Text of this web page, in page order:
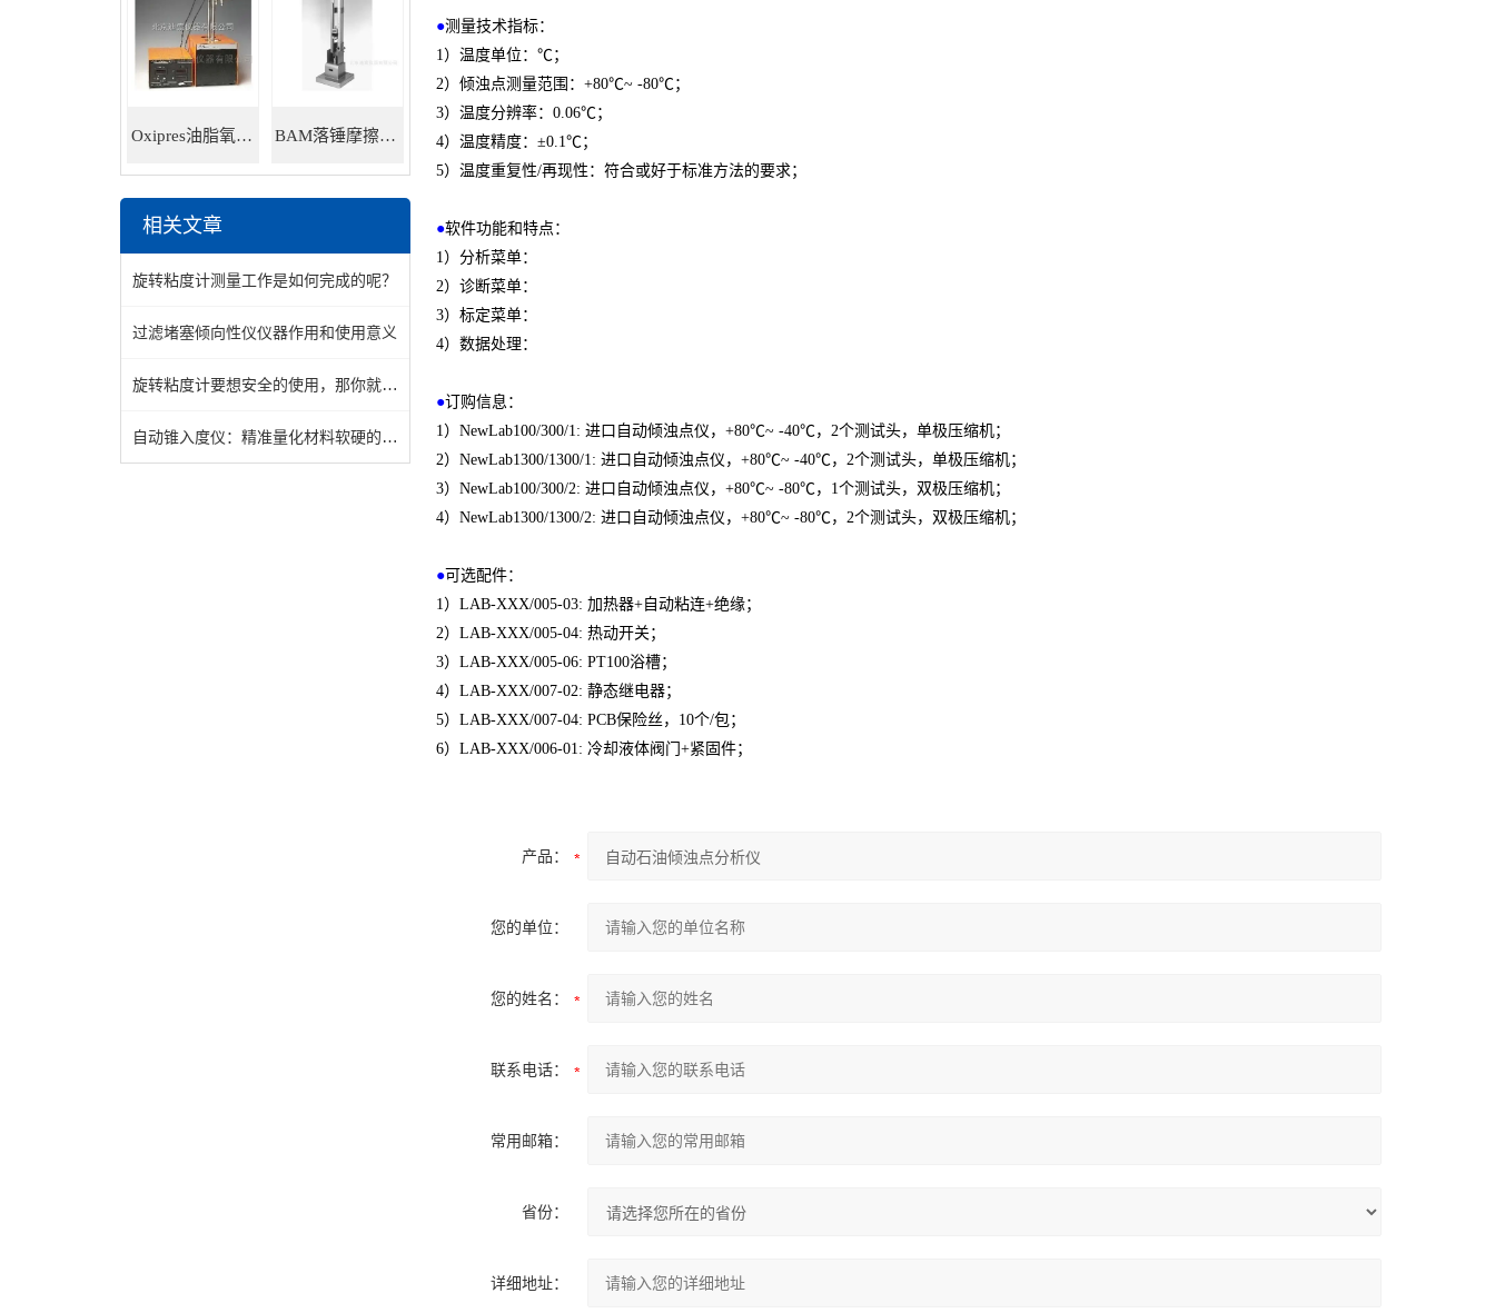
Oxipres油脂氧化稳定性仪 BAM落锤摩擦感度仪
相关文章
旋转粘度计测量工作是如何完成的呢？
过滤堵塞倾向性仪仪器作用和使用意义
旋转粘度计要想安全的使用，那你就得仔细阅读这些注意事项
自动锥入度仪：精准量化材料软硬的智能“触觉之眼”
●测量技术指标：
1） 温度单位：℃；
2） 倾浊点测量范围： +80℃~ -80℃；
3） 温度分辨率： 0.06℃；
4） 温度精度： ±0.1℃；
5） 温度重复性/再现性：符合或好于标准方法的要求；
●软件功能和特点：
1） 分析菜单：
2） 诊断菜单：
3） 标定菜单：
4） 数据处理：
●订购信息：
1）NewLab100/300/1: 进口自动倾浊点仪， +80℃~ -40℃， 2个测试头，单极压缩机；
2）NewLab1300/1300/1: 进口自动倾浊点仪， +80℃~ -40℃， 2个测试头，单极压缩机；
3）NewLab100/300/2: 进口自动倾浊点仪， +80℃~ -80℃， 1个测试头，双极压缩机；
4）NewLab1300/1300/2: 进口自动倾浊点仪， +80℃~ -80℃， 2个测试头，双极压缩机；
●可选配件：
1）LAB-XXX/005-03: 加热器+自动粘连+绝缘；
2）LAB-XXX/005-04: 热动开关；
3）LAB-XXX/005-06: PT100浴槽；
4）LAB-XXX/007-02: 静态继电器；
5）LAB-XXX/007-04: PCB保险丝， 10个/包；
6）LAB-XXX/006-01: 冷却液体阀门 +紧固件；
产品：
您的单位：
您的姓名：
联系电话：
常用邮箱：
省份：
详细地址：